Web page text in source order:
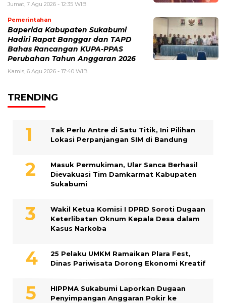
Jumat, 7 Agu 2026 - 12:35 WIB
Pemerintahan
Baperida Kabupaten Sukabumi
Hadiri Rapat Banggar dan TAPD
Bahas Rancangan KUPA-PPAS
Perubahan Tahun Anggaran 2026
Kamis, 6 Agu 2026 - 17:40 WIB
TRENDING
Tak Perlu Antre di Satu Titik, Ini Pilihan
Lokasi Perpanjangan SIM di Bandung
Masuk Permukiman, Ular Sanca Berhasil
Dievakuasi Tim Damkarmat Kabupaten
Sukabumi
Wakil Ketua Komisi I DPRD Soroti Dugaan
Keterlibatan Oknum Kepala Desa dalam
Kasus Narkoba
25 Pelaku UMKM Ramaikan Plara Fest,
Dinas Pariwisata Dorong Ekonomi Kreatif
HIPPMA Sukabumi Laporkan Dugaan
Penyimpangan Anggaran Pokir ke